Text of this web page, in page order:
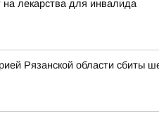
лекарства для инвалида
Рязанской области сбиты